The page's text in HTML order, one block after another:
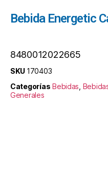
Bebida Energetic
8480012022665
SKU 170403
Categorías Bebidas
Generales